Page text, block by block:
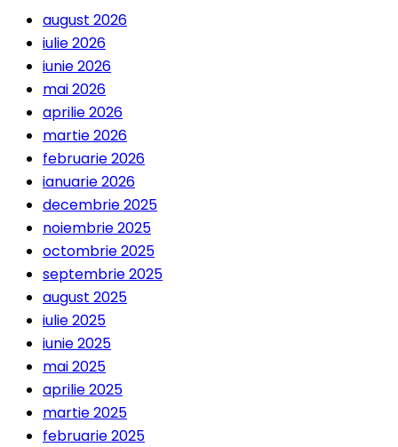
august 2026
iulie 2026
iunie 2026
mai 2026
aprilie 2026
martie 2026
februarie 2026
ianuarie 2026
decembrie 2025
noiembrie 2025
octombrie 2025
septembrie 2025
august 2025
iulie 2025
iunie 2025
mai 2025
aprilie 2025
martie 2025
februarie 2025